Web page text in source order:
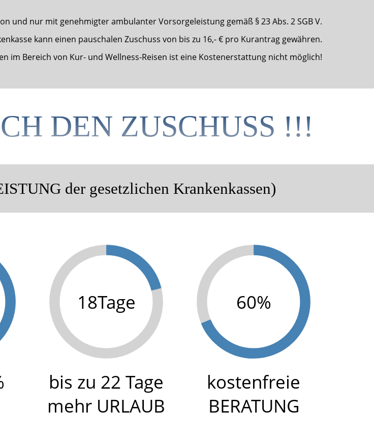
und nur mit genehmigter ambulanter Vorsorgeleistung gemäß § 23 Abs. 2 SGB V.
kann einen pauschalen Zuschuss von bis zu 16,- € pro Kurantrag gewähren.
im Bereich von Kur- und Wellness-Reisen ist eine Kostenerstattung nicht möglich!
DEN ZUSCHUSS !!!
der gesetzlichen Krankenkassen)
22Tage
bis zu 22 Tage
mehr URLAUB
100%
kostenfreie
BERATUNG